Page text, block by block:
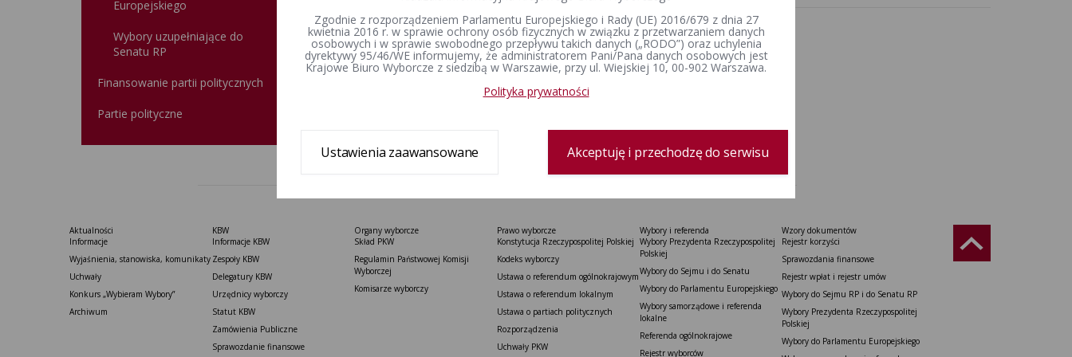
Europejskiego
Wybory uzupełniające do
Senatu RP
Finansowanie partii politycznych
Partie polityczne
Data utworzenia
23-02-2016 14:56
Wprowadził:
Bartosz Goździk
Aktualności
Informacje
Wyjaśnienia, stanowiska, komunikaty
Uchwały
Konkurs „Wybieram Wybory”
Archiwum
KBW
Informacje KBW
Zespoły KBW
Delegatury ​KBW
Urzędnicy wyborczy
Statut K​BW
Zamówienia Publiczne
Sprawozdanie finansowe
Organy wyborcze
Skład PKW
Regulamin Państwowej Komisji
Wyborczej
Komisarze wyborczy
Prawo wyborcze
Konstytucja Rzeczypospolitej Polskiej​
Kodeks wyborczy
Ustawa o referendum ogólnokrajowym
Ustawa o referendum lokalnym
Ustawa o partiach politycznych
Rozporządzenia
Uchwały PKW
Wybory i referenda
Wybory Prezydenta Rzeczypospolitej
Polskiej
Wybory do Sejmu i do Senatu
Wybory do Parlamentu Europejskiego
Wybory samorządowe i referenda
lokalne
Referenda ogólnokrajowe
Rejestr wyborców
Wzory dokumentów
Rejestr korzyści
Sprawozdania finansowe
Rejestr wpłat i rejestr umów
Wybory do Sejmu RP i do Senatu RP
Wybory Prezydenta Rzeczypospolitej
Polskiej
Wybory do Parlamentu Europejskiego
Zgodnie z rozporządzeniem Parlamentu Europejskiego i Rady (UE) 2016/679 z dnia 27
kwietnia 2016 r. w sprawie ochrony osób fizycznych w związku z przetwarzaniem danych
osobowych i w sprawie swobodnego przepływu takich danych („RODO”) oraz uchylenia
dyrektywy 95/46/WE informujemy, że administratorem Pani/Pana danych osobowych jest
Krajowe Biuro Wyborcze z siedzibą w Warszawie, przy ul. Wiejskiej 10, 00-902 Warszawa.
Polityka prywatności
Ustawienia zaawansowane Akceptuję i przechodzę do serwisu